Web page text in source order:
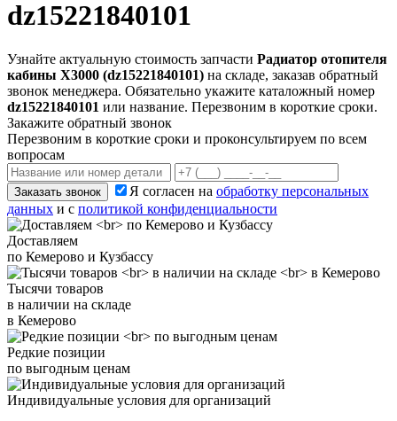
dz15221840101
Узнайте актуальную стоимость запчасти Радиатор отопителя
кабины X3000 (dz15221840101) на складе, заказав обратный
звонок менеджера. Обязательно укажите каталожный номер
dz15221840101 или название. Перезвоним в короткие сроки.
Закажите обратный звонок
Перезвоним в короткие сроки и проконсультируем по всем
вопросам
Заказать звонок Я согласен на обработку персональных
данных и с политикой конфиденциальности
Доставляем
по Кемерово и Кузбассу
Тысячи товаров
в наличии на складе
в Кемерово
Редкие позиции
по выгодным ценам
Индивидуальные условия для организаций